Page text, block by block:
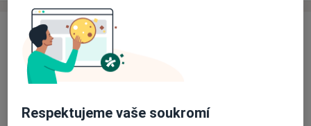
Zkušenosti
Jako psychoterapeutka pracuji od roku 2010. Zaměřuji
se především na individuální a skupinovou terapii s
dospělými klienty při řešení jejich životních situací a na
podporu při jejich práci na sobě.
Respektujeme vaše soukromí